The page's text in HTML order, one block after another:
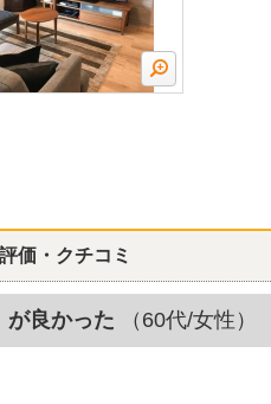
価・クチコミ
が良かった （60代/女性）